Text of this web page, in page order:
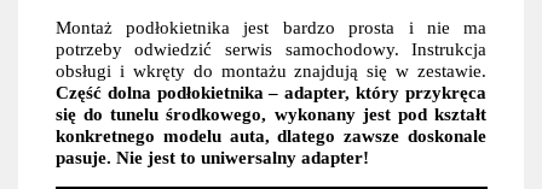
Montaż podłokietnika jest bardzo prosta i nie ma
potrzeby odwiedzić serwis samochodowy. Instrukcja
obsługi i wkręty do montażu znajdują się w zestawie.
Część dolna podłokietnika – adapter, który przykręca
się do tunelu środkowego, wykonany jest pod kształt
konkretnego modelu auta, dlatego zawsze doskonale
pasuje. Nie jest to uniwersalny adapter!